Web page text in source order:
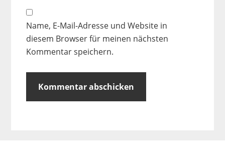
Name, E-Mail-Adresse und Website in
diesem Browser für meinen nächsten
Kommentar speichern.